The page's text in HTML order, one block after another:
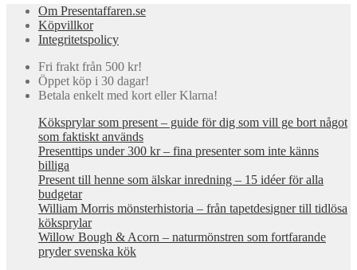
Om Presentaffaren.se
Köpvillkor
Integritetspolicy
Fri frakt från 500 kr!
Öppet köp i 30 dagar!
Betala enkelt med kort eller Klarna!
Köksprylar som present – guide för dig som vill ge bort något
som faktiskt används
Presenttips under 300 kr – fina presenter som inte känns
billiga
Present till henne som älskar inredning – 15 idéer för alla
budgetar
William Morris mönsterhistoria – från tapetdesigner till tidlösa
köksprylar
Willow Bough & Acorn – naturmönstren som fortfarande
pryder svenska kök